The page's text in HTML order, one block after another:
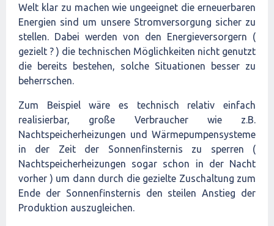
Welt klar zu machen wie ungeeignet die erneuerbaren
Energien sind um unsere Stromversorgung sicher zu
stellen. Dabei werden von den Energieversorgern (
gezielt ? ) die technischen Möglichkeiten nicht genutzt
die bereits bestehen, solche Situationen besser zu
beherrschen.
Zum Beispiel wäre es technisch relativ einfach
realisierbar, große Verbraucher wie z.B.
Nachtspeicherheizungen und Wärmepumpensysteme
in der Zeit der Sonnenfinsternis zu sperren (
Nachtspeicherheizungen sogar schon in der Nacht
vorher ) um dann durch die gezielte Zuschaltung zum
Ende der Sonnenfinsternis den steilen Anstieg der
Produktion auszugleichen.